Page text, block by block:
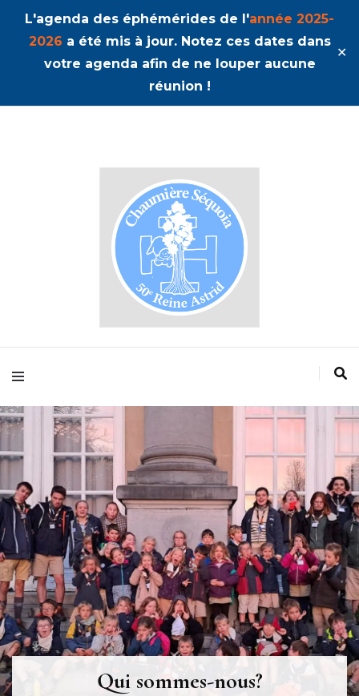
L'agenda des éphémérides de l'année 2025-
2026 a été mis à jour. Notez ces dates dans
votre agenda afin de ne louper aucune
réunion !
✕
Séquoia
50ème Unité Reine Astrid
Qui sommes-nous?